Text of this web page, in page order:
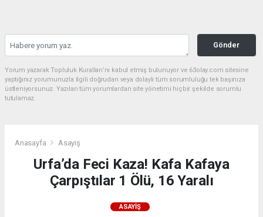
Gönder
Yorum yazarak Topluluk Kuralları’nı kabul etmiş bulunuyor ve 63olay.com sitesine
yaptığınız yorumunuzla ilgili doğrudan veya dolaylı tüm sorumluluğu tek başınıza
üstleniyorsunuz. Yazılan tüm yorumlardan site yönetimi hiçbir şekilde sorumlu
tutulamaz.
Anasayfa Asayiş
Urfa’da Feci Kaza! Kafa Kafaya
Çarpıştılar 1 Ölü, 16 Yaralı
ASAYIŞ